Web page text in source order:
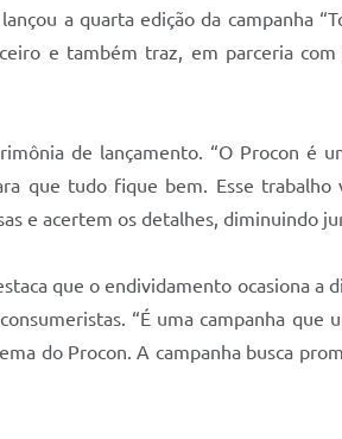
a quarta edição da campanha
e também traz, em parceria
de lançamento. “O Procon é
que tudo fique bem. Esse
e acertem os detalhes, diminuindo
queo endividamento ocasiona a
“É uma campanha que
do Procon. A campanha busca